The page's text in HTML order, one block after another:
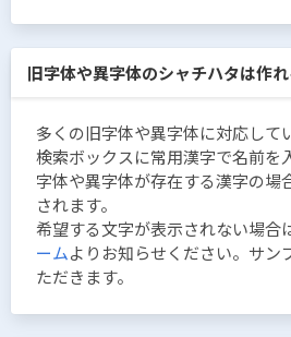
旧字体や異字体のシャチハタは作れ
多くの旧字体や異字体に対応して
検索ボックスに常用漢字で名前を
字体や異字体が存在する漢字の場
されます。
希望する文字が表示されない場合
ームよりお知らせください。サン
ただきます。